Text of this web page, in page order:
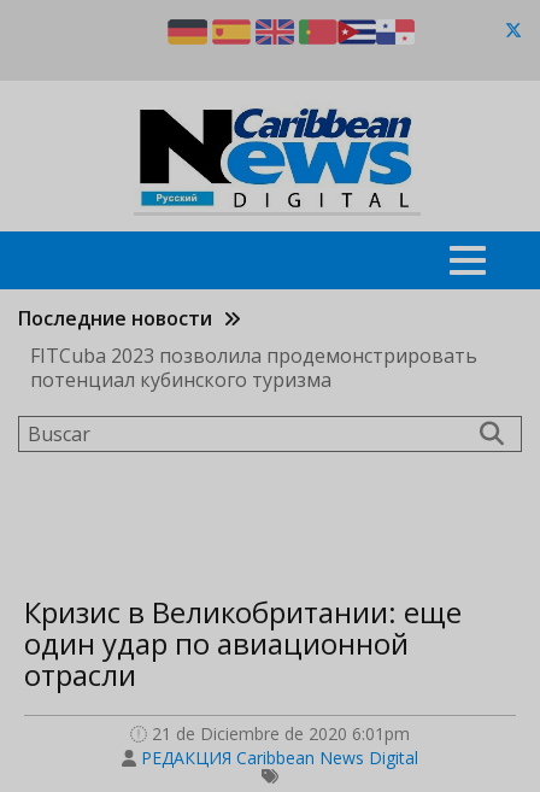
Последние новости
FITCuba 2023 позволила продемонстрировать
потенциал кубинского туризма
Buscar
Кризис в Великобритании: еще
один удар по авиационной
отрасли
21 de Diciembre de 2020 6:01pm
РЕДАКЦИЯ Caribbean News Digital